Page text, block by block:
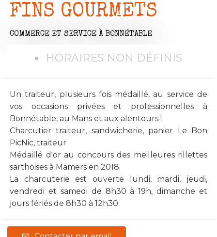
FINS GOURMETS
COMMERCE ET SERVICE À BONNÉTABLE
HORAIRES NON DÉFINIS
Un traiteur, plusieurs fois médaillé, au service de
vos occasions privées et professionnelles à
Bonnétable, au Mans et aux alentours !
Charcutier traiteur, sandwicherie, panier Le Bon
PicNic, traiteur
Médaillé d'or au concours des meilleures rillettes
sarthoises à Mamers en 2018.
La charcuterie est ouverte lundi, mardi, jeudi,
vendredi et samedi de 8h30 à 19h, dimanche et
jours fériés de 8h30 à 12h30